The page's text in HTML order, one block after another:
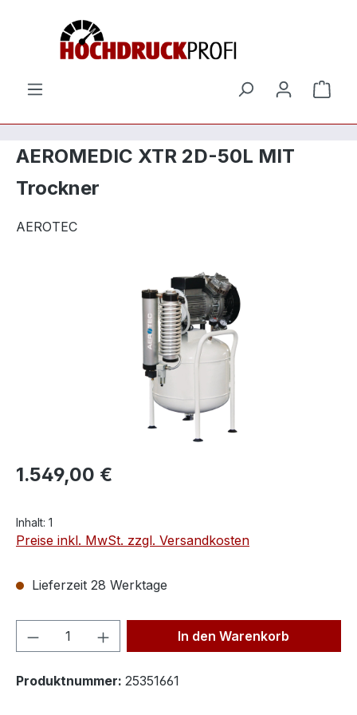
Zum Hauptinhalt springen
AEROMEDIC XTR 2D-50L MIT
Trockner
AEROTEC
Bildergalerie überspringen
1.549,00 €
Inhalt: 1
Preise inkl. MwSt. zzgl. Versandkosten
Lieferzeit 28 Werktage
Produkt Anzahl: Gib denIn den Warenkorb
Produktnummer: 25351661